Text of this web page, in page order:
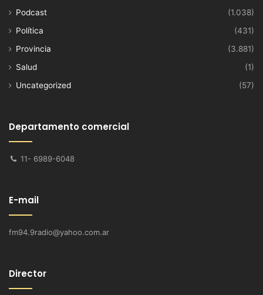
Podcast
(1.038)
Política
(431)
Provincia
(3.881)
Salud
(1)
Uncategorized
(57)
Departamento comercial
11- 6989-6048
E-mail
fm94.9radio@yahoo.com.ar
Director